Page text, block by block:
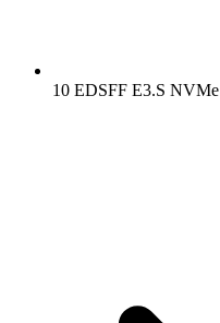
10 EDSFF E3.S NVMe